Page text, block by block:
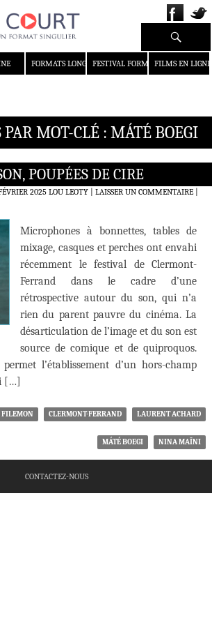
FORMATS LONGS FESTIVAL FORMAT COURT
FILMS EN LIGNE
Recherche
MOT-CLÉ : MÁTÉ BOEGI
POUPÉES DE CIRE
2025 LOU LEOTY LAISSER UN COMMENTAIRE|
Microphones à bonnettes, tables de
mixage, casques et perches ont envahi
récemment le festival de Clermont-
Ferrand dans le cadre d’une
rétrospective autour du son, qui n’a
rien du parent pauvre du cinéma. La
désarticulation de l’image et du son est
source de comique et de quiproquos.
l’établissement d’un hors-champ
[…]
CLERMONT-FERRAND LAURENT ACHARD
MÁTÉ BOEGI NINA MAÏNI
CONTACTEZ-NOUS